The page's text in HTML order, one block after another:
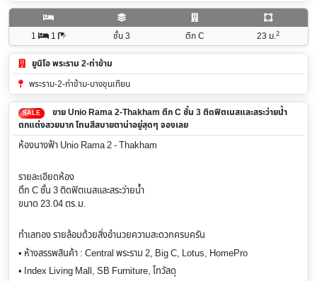
1 1 ชั้น 3 ตึก C 23 ม.2
ยูนิโอ พระราม 2-ท่าข้าม
พระราม-2-ท่าข้าม-บางขุนเทียน
SALE
ขาย Unio Rama 2-Thakham ตึก C ชั้น 3 ติดฟิตเนสและสระว่ายน้ำ
ตกแต่งสวยมาก โทนสีสบายตาน่าอยู่สุดๆ จองเลย
ห้องนางฟ้า Unio Rama 2 - Thakham
รายละเอียดห้อง
ตึก C ชั้น 3 ติดฟิตเนสและสระว่ายน้ำ
ขนาด 23.04 ตร.ม.
ทำเลทอง รายล้อมด้วยสิ่งอำนวยความสะดวกครบครัน
• ห้างสรรพสินค้า : Central พระราม 2, Big C, Lotus, HomePro
• Index Living Mall, SB Furniture, ไทวัสดุ